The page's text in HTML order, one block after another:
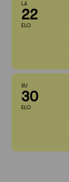
LA
22
ELO
SU
30
ELO